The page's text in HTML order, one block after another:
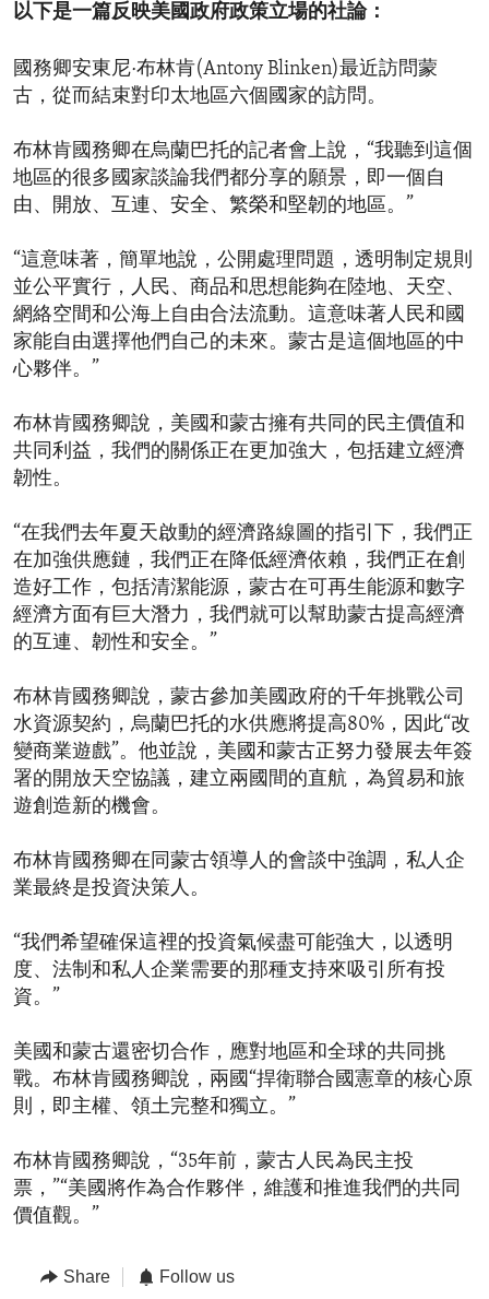
以下是一篇反映美國政府政策立場的社論：
國務卿安東尼·布林肯(Antony Blinken)最近訪問蒙
古，從而結束對印太地區六個國家的訪問。
布林肯國務卿在烏蘭巴托的記者會上說，“我聽到這個
地區的很多國家談論我們都分享的願景，即一個自
由、開放、互連、安全、繁榮和堅韌的地區。”
“這意味著，簡單地說，公開處理問題，透明制定規則
並公平實行，人民、商品和思想能夠在陸地、天空、
網絡空間和公海上自由合法流動。這意味著人民和國
家能自由選擇他們自己的未來。蒙古是這個地區的中
心夥伴。”
布林肯國務卿說，美國和蒙古擁有共同的民主價值和
共同利益，我們的關係正在更加強大，包括建立經濟
韌性。
“在我們去年夏天啟動的經濟路線圖的指引下，我們正
在加強供應鏈，我們正在降低經濟依賴，我們正在創
造好工作，包括清潔能源，蒙古在可再生能源和數字
經濟方面有巨大潛力，我們就可以幫助蒙古提高經濟
的互連、韌性和安全。”
布林肯國務卿說，蒙古參加美國政府的千年挑戰公司
水資源契約，烏蘭巴托的水供應將提高80%，因此“改
變商業遊戲”。他並說，美國和蒙古正努力發展去年簽
署的開放天空協議，建立兩國間的直航，為貿易和旅
遊創造新的機會。
布林肯國務卿在同蒙古領導人的會談中強調，私人企
業最終是投資決策人。
“我們希望確保這裡的投資氣候盡可能強大，以透明
度、法制和私人企業需要的那種支持來吸引所有投
資。”
美國和蒙古還密切合作，應對地區和全球的共同挑
戰。布林肯國務卿說，兩國“捍衛聯合國憲章的核心原
則，即主權、領土完整和獨立。”
布林肯國務卿說，“35年前，蒙古人民為民主投
票，”“美國將作為合作夥伴，維護和推進我們的共同
價值觀。”
Share Follow us